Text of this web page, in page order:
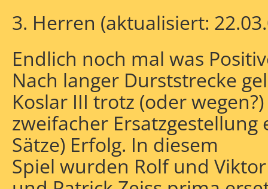
3. Herren (aktualisiert:
Endlich noch mal was
Nach langer Durststrecke
Koslar III trotz (oder wegen?)
zweifacher Ersatzgestellung
Sätze) Erfolg. In diesem
Spiel wurden Rolf und